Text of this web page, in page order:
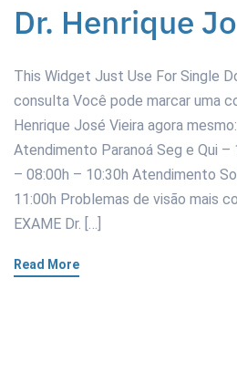
Dr. Henrique
This Widget Just Use For Single
consulta Você pode marcar uma
Henrique José Vieira agora
Atendimento Paranoá Seg e Qui –
– 08:00h – 10:30h Atendimento
11:00h Problemas de visão mais
EXAME Dr. […]
Read More